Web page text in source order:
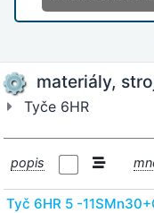
materiály,
Tyče 6HR
popis
Tyč 6HR 5 -